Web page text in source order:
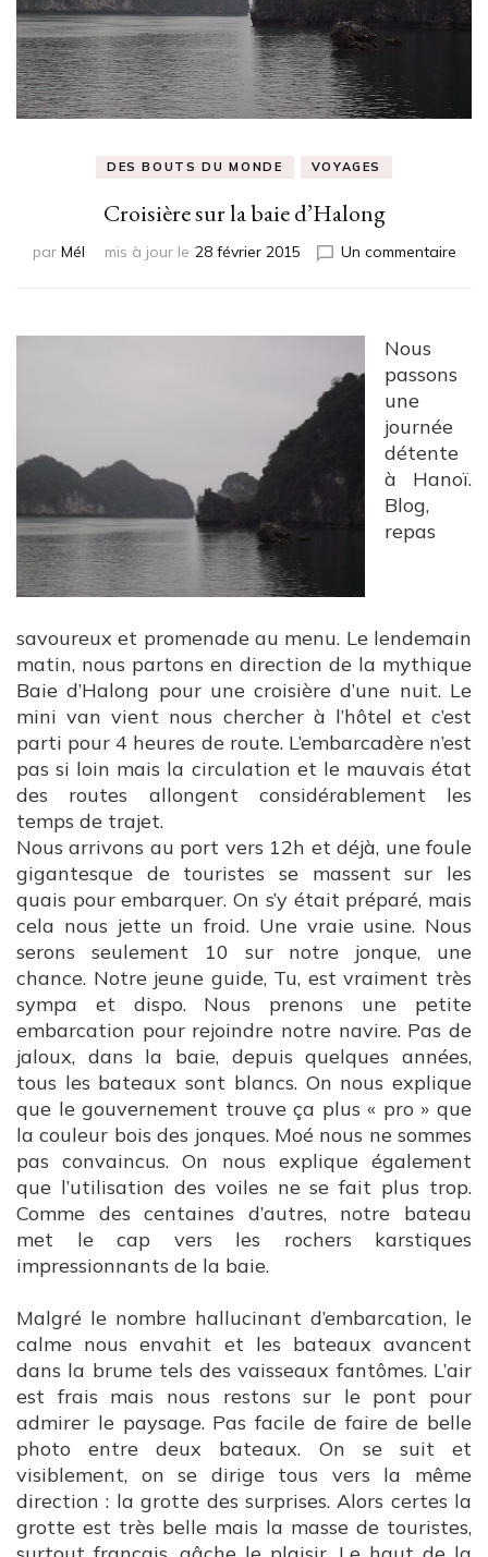
DES BOUTS DU MONDE VOYAGES
Croisière sur la baie d’Halong
par Mél mis à jour le 28 février 2015 Un commentairesur
Nous
passons
une
journée
détente
à Hanoï.
Blog,
repas
savoureux et promenade au menu. Le lendemain
matin, nous partons en direction de la mythique
Baie d’Halong pour une croisière d’une nuit. Le
mini van vient nous chercher à l’hôtel et c’est
parti pour 4 heures de route. L’embarcadère n’est
pas si loin mais la circulation et le mauvais état
des routes allongent considérablement les
temps de trajet.
Nous arrivons au port vers 12h et déjà, une foule
gigantesque de touristes se massent sur les
quais pour embarquer. On s’y était préparé, mais
cela nous jette un froid. Une vraie usine. Nous
serons seulement 10 sur notre jonque, une
chance. Notre jeune guide, Tu, est vraiment très
sympa et dispo. Nous prenons une petite
embarcation pour rejoindre notre navire. Pas de
jaloux, dans la baie, depuis quelques années,
tous les bateaux sont blancs. On nous explique
que le gouvernement trouve ça plus « pro » que
la couleur bois des jonques. Moé nous ne sommes
pas convaincus. On nous explique également
que l’utilisation des voiles ne se fait plus trop.
Comme des centaines d’autres, notre bateau
met le cap vers les rochers karstiques
impressionnants de la baie.
Malgré le nombre hallucinant d’embarcation, le
calme nous envahit et les bateaux avancent
dans la brume tels des vaisseaux fantômes. L’air
est frais mais nous restons sur le pont pour
admirer le paysage. Pas facile de faire de belle
photo entre deux bateaux. On se suit et
visiblement, on se dirige tous vers la même
direction : la grotte des surprises. Alors certes la
grotte est très belle mais la masse de touristes,